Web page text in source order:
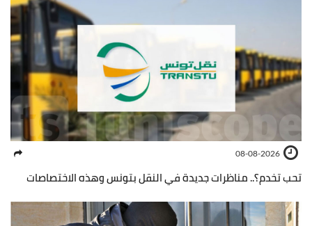
08-08-2026
تحب تخدم؟.. مناظرات جديدة في النقل بتونس وهذه الاختصاصات